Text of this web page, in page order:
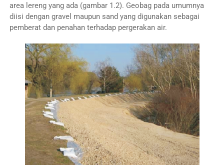
area lereng yang ada (gambar 1.2). Geobag pada umumnya
diisi dengan gravel maupun sand yang digunakan sebagai
pemberat dan penahan terhadap pergerakan air.